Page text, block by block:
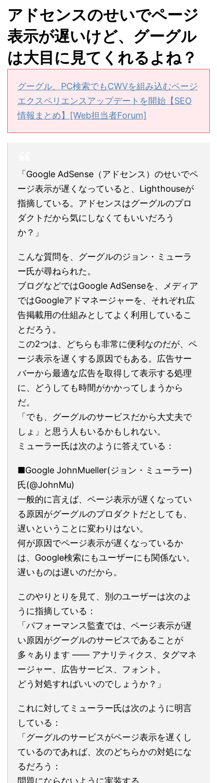
アドセンスのせいでページ
表示が遅いけど、グーグル
は大目に見てくれるよね？
グーグル、PC検索でもCWVを組み込むページ
エクスペリエンスアップデートを開始【SEO
情報まとめ】[Web担当者Forum]
「Google AdSense（アドセンス）のせいでペ
ージ表示が遅くなっていると、Lighthouseが
指摘している。アドセンスはグーグルのプロ
ダクトだから気にしなくてもいいだろう
か？」
こんな質問を、グーグルのジョン・ミューラ
ー氏が尋ねられた。
ブログなどではGoogle AdSenseを、メディア
ではGoogleアドマネージャーを、それぞれ広
告掲載用の仕組みとしてよく利用しているこ
とだろう。
この2つは、どちらも非常に便利なのだが、ペ
ージ表示を遅くする原因でもある。広告サー
バーから最適な広告を取得して表示する処理
に、どうしても時間がかかってしまうから
だ。
「でも、グーグルのサービスだから大丈夫で
しょ」と思う人もいるかもしれない。
ミューラー氏は次のように答えている：
■Google JohnMueller(ジョン・ミューラー)
氏(@JohnMu)
一般的に言えば、ページ表示が遅くなってい
る原因がグーグルのプロダクトだとしても、
遅いということに変わりはない。
何が原因でページ表示が遅くなっているか
は、Google検索にもユーザーにも関係ない。
遅いものは遅いのだから。
このやりとりを見て、別のユーザーは次のよ
うに指摘している：
「パフォーマンス監査では、ページ表示が遅
い原因がグーグルのサービスであることが
多々あります ―― アナリティクス、タグマネ
ージャー、広告サービス、フォント。
どう対処すればいいのでしょうか？」
これに対してミューラー氏は次のように明言
している：
「グーグルのサービスがページ表示を遅くし
ているのであれば、次のどちらかの対処にな
るだろう：
問題にならないように実装する